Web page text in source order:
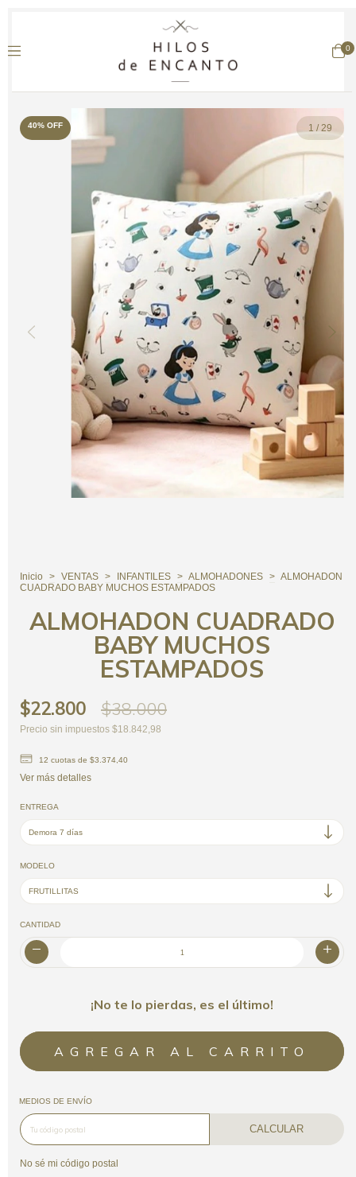
0
40% OFF 1 /29
Inicio > VENTAS > INFANTILES > ALMOHADONES > ALMOHADON
CUADRADO BABY MUCHOS ESTAMPADOS
ALMOHADON CUADRADO
BABY MUCHOS
ESTAMPADOS
$22.800 $38.000
Precio sin impuestos $18.842,98
12 cuotas de $3.374,40
Ver más detalles
ENTREGA
MODELO
CANTIDAD
¡No te lo pierdas, es el último!
MEDIOS DE ENVÍO
CALCULAR
No sé mi código postal